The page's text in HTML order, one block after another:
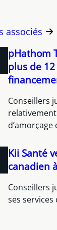
associés
pHathom
plus de
Conseillers
Kii Santé
canadien
Conseillers
ses